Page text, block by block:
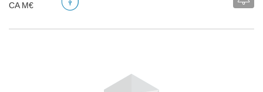
CA M€